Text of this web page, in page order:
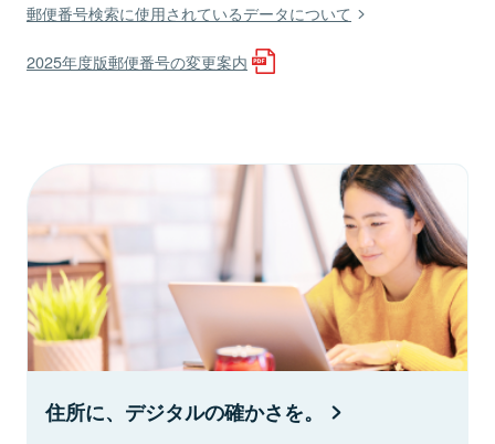
郵便番号検索に使用されているデータについて
2025年度版郵便番号の変更案内
住所に、デジタルの確かさを。